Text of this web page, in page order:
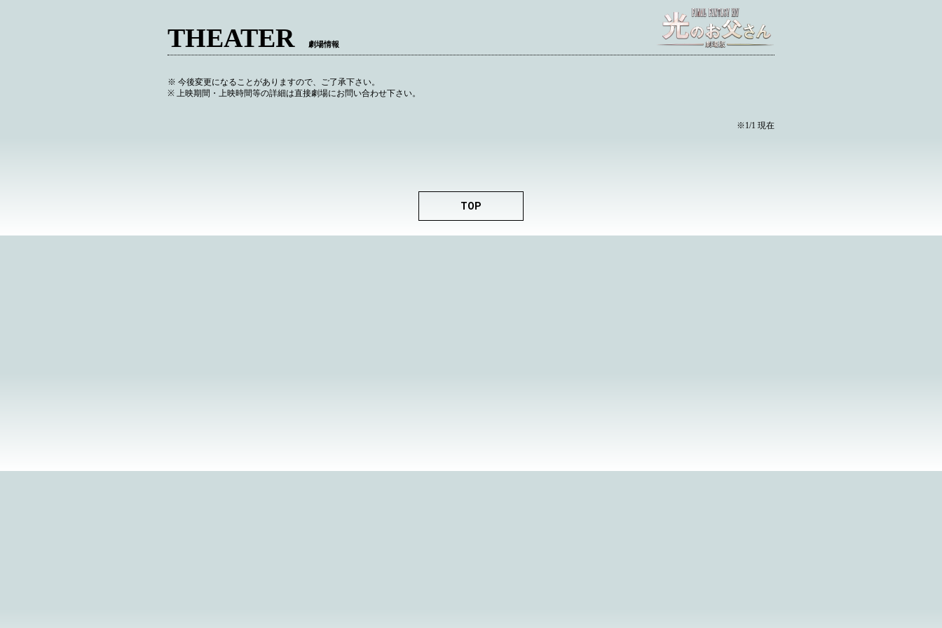
THEATER 劇場情報
※ 今後変更になることがありますので、ご了承下さい。
※ 上映期間・上映時間等の詳細は直接劇場にお問い合わせ下さい。
※1/1 現在
TOP